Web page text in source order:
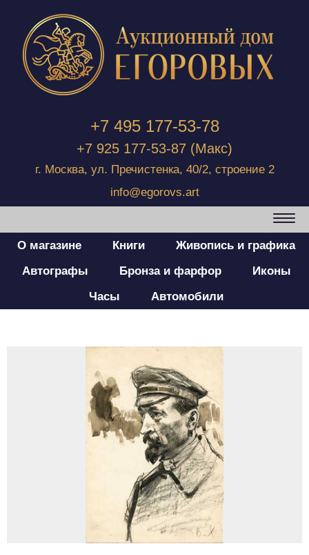
+7 495 177-53-78
+7 925 177-53-87 (Макс)
г. Москва, ул. Пречистенка, 40/2, строение 2
info@egorovs.art
О магазине Книги
Живопись и графика
Автографы
Бронза и фарфор
Иконы
Часы
Автомобили